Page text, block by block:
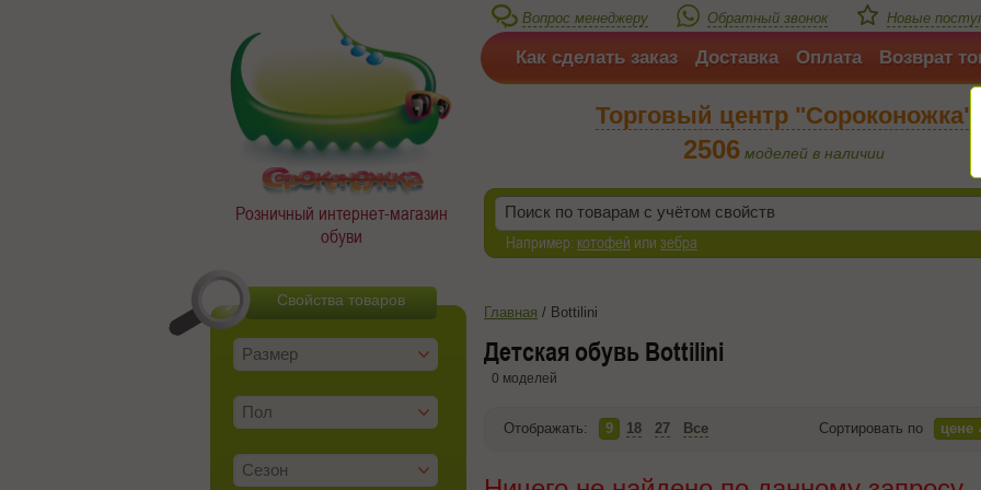
Розничный интернет-магазин
обуви
Например:котофей илизебра
Вопрос менеджеру Обратный звонок Новые
Как сделать заказ Доставка Оплата Возврат
Торговый центр "Сороконожка"
2506 моделей в наличии
Размер
Пол
Сезон
Свойства товаров
Главная / Bottilini
Детская обувь Bottilini
0 моделей
Отображать: 9 18 27 Все Сортировать по цене